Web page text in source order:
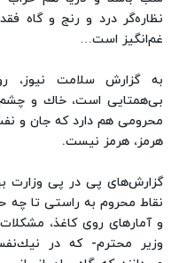
نظاره‌گر درد و رنج و گاه
غم‌انگیز است…
به گزارش سلامت نیوز،
بی‌همتایی است، خاك و
محرومی هم دارد كه جان و
هرمز، هرمز نیست.
گزارش‌های پی در پی وزارت
نقاط محروم به راستی تا چه
و آمارهای روی كاغذ،
وزیر محترم- كه در